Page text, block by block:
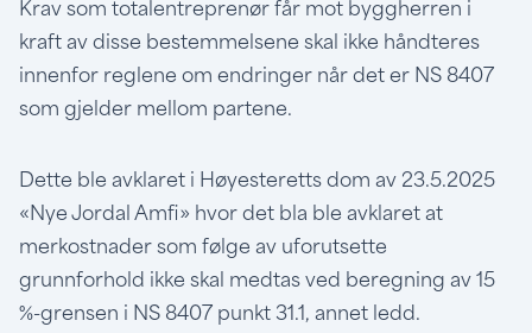
Krav som totalentreprenør får mot byggherren i
kraft av disse bestemmelsene skal ikke håndteres
innenfor reglene om endringer når det er NS 8407
som gjelder mellom partene.
Dette ble avklaret i Høyesteretts dom av 23.5.2025
«Nye Jordal Amfi» hvor det bla ble avklaret at
merkostnader som følge av uforutsette
grunnforhold ikke skal medtas ved beregning av 15
%-grensen i NS 8407 punkt 31.1, annet ledd.